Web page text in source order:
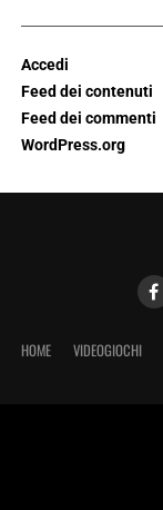
Accedi
Feed dei contenuti
Feed dei commenti
WordPress.org
HOME VIDEOGIOCHI